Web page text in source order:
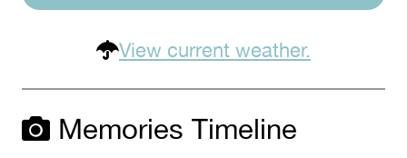
View current weather.
Memories Timeline